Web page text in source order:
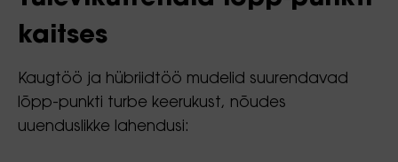
kaitses
Kaugtöö ja hübriidtöö mudelid suurendavad
lõpp-punkti turbe keerukust, nõudes
uuenduslikke lahendusi: